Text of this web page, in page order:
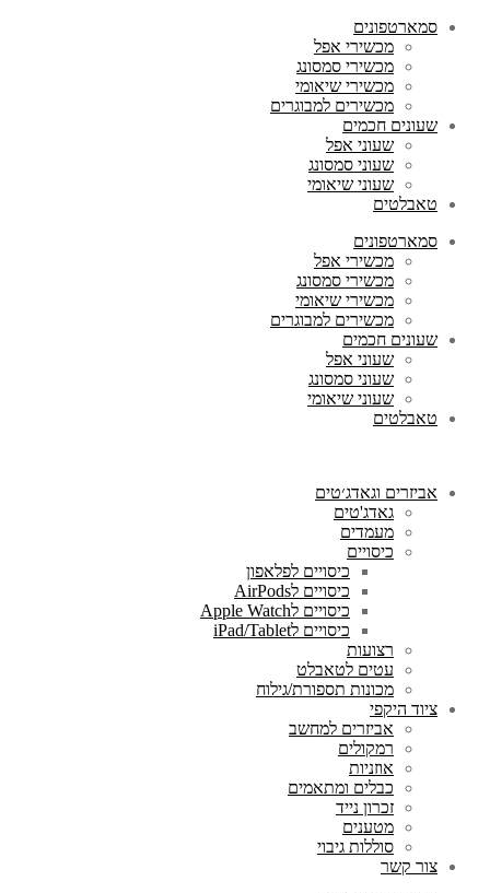
סמארטפונים
מכשירי אפל
מכשירי סמסונג
מכשירי שיאומי
מכשירים למבוגרים
שעונים חכמים
שעוני אפל
שעוני סמסונג
שעוני שיאומי
טאבלטים
סמארטפונים
מכשירי אפל
מכשירי סמסונג
מכשירי שיאומי
מכשירים למבוגרים
שעונים חכמים
שעוני אפל
שעוני סמסונג
שעוני שיאומי
טאבלטים
אביזרים וגאדג׳טים
גאדג'טים
מעמדים
כיסויים
כיסויים לפלאפון
כיסויים לAirPods
כיסויים לApple Watch
כיסויים לiPad/Tablet
רצועות
עטים לטאבלט
מכונות תספורת/גילוח
ציוד היקפי
אביזרים למחשב
רמקולים
אוזניות
כבלים ומתאמים
זכרון נייד
מטענים
סוללות גיבוי
צור קשר